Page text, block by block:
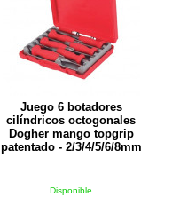
Juego 6 botadores
cilíndricos octogonales
Dogher mango topgrip
patentado - 2/3/4/5/6/8mm
Disponible